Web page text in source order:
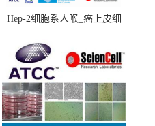
Hep-2细胞系人喉_癌上皮细